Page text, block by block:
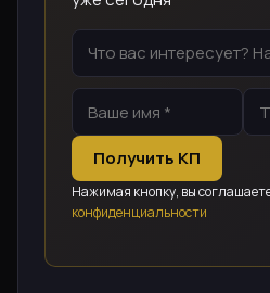
Получить КП
Нажимая кнопку, вы
конфиденциальности